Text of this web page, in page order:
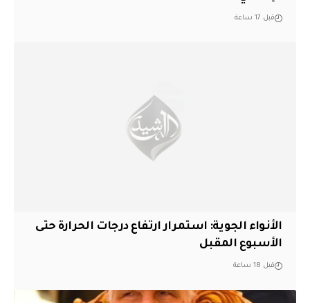
قبل 17 ساعة
الأنواء الجوية: استمرار ارتفاع درجات الحرارة حتى
الأسبوع المقبل
قبل 18 ساعة